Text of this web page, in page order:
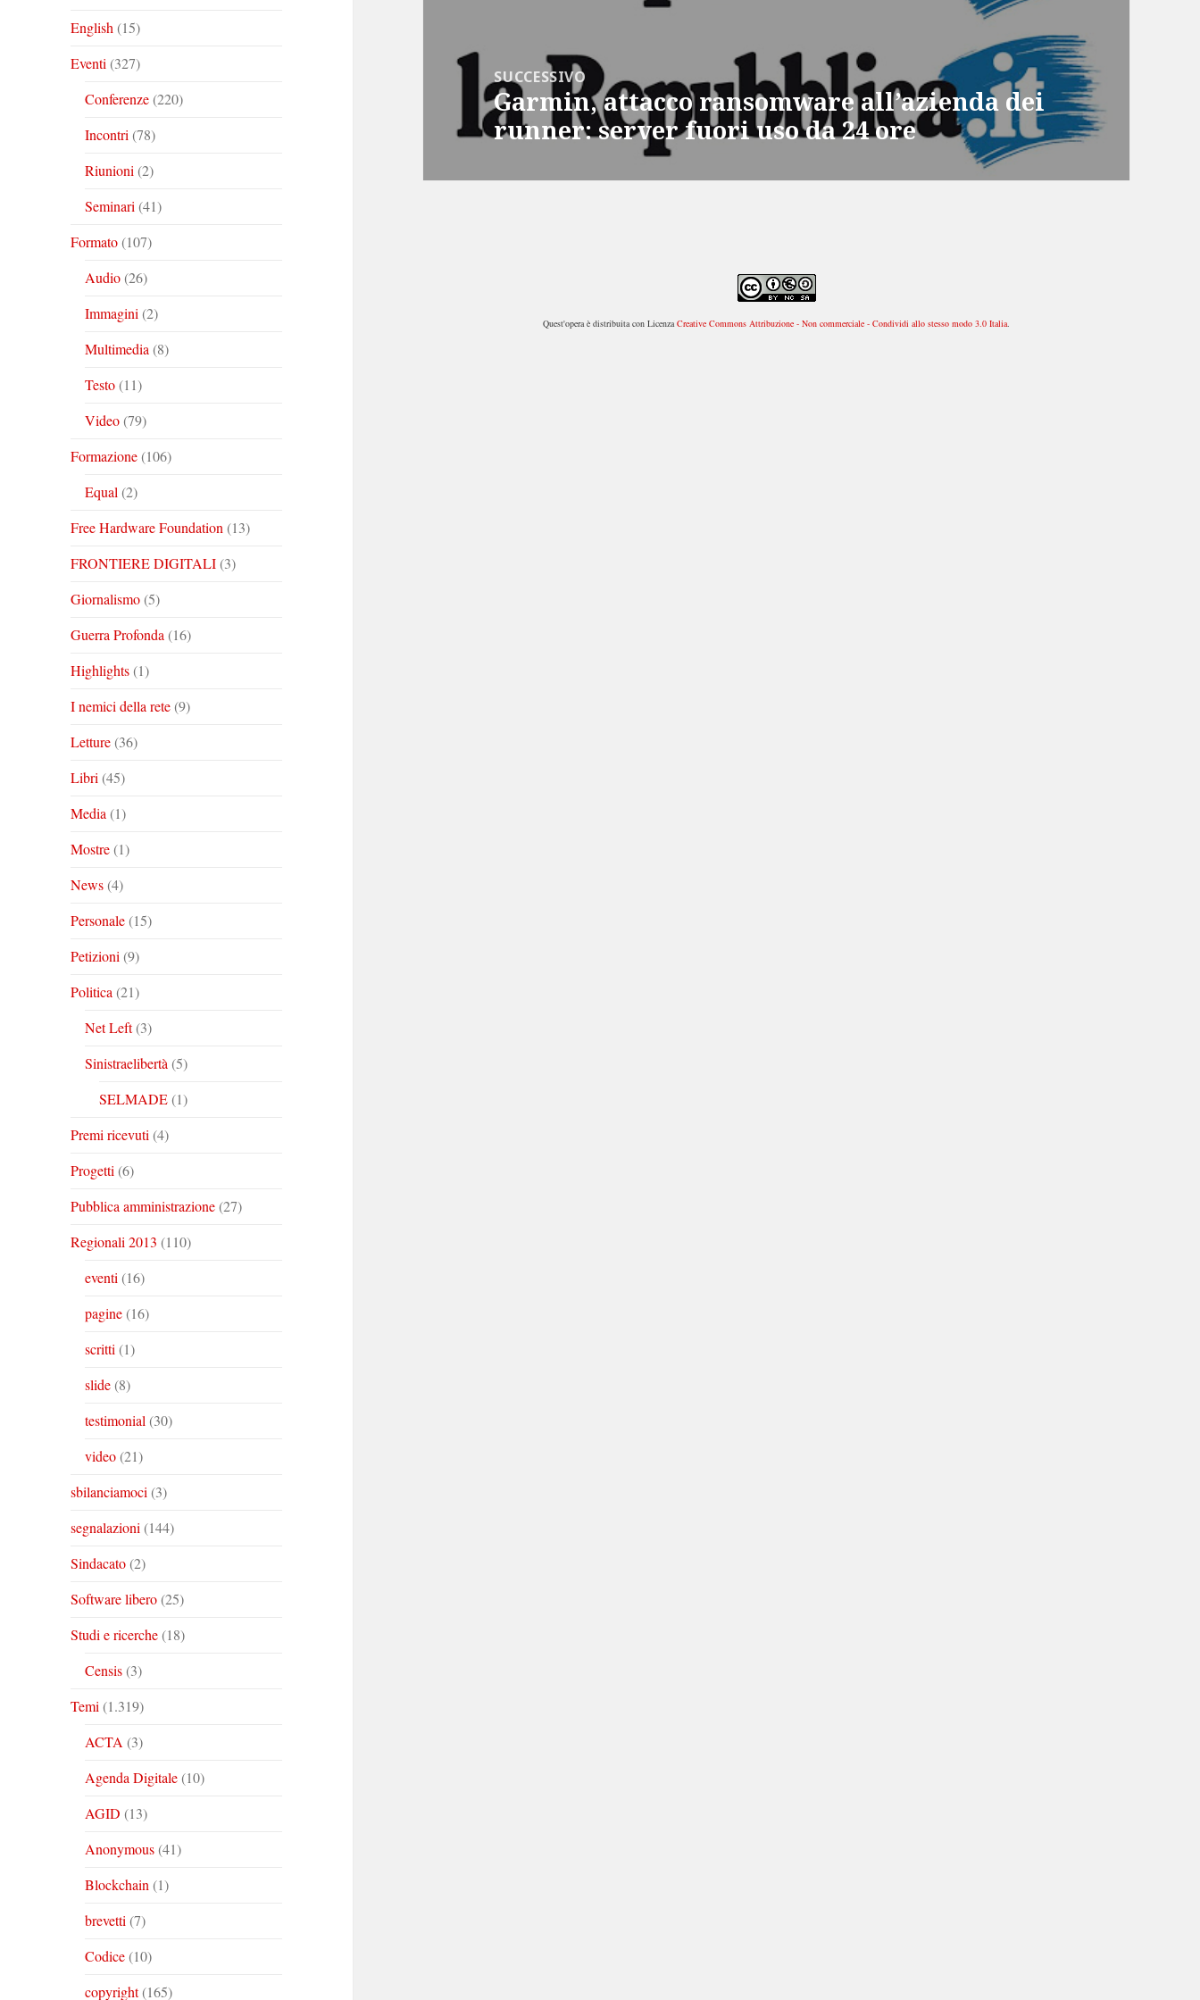
English (15)
Eventi (327)
Conferenze(220)
Incontri (78)
Riunioni (2)
Seminari (41)
Formato(107)
Audio(26)
Immagini (2)
Multimedia (8)
Testo(11)
Video(79)
Formazione(106)
Equal (2)
Free Hardware Foundation (13)
FRONTIERE DIGITALI(3)
Giornalismo(5)
Guerra Profonda (16)
Highlights(1)
I nemici della rete(9)
Letture(36)
Libri (45)
Media (1)
Mostre(1)
News(4)
Personale(15)
Petizioni (9)
Politica (21)
Net Left(3)
Sinistraelibertà (5)
SELMADE(1)
Premi ricevuti (4)
Progetti (6)
Pubblica amministrazione(27)
Regionali 2013 (110)
eventi (16)
pagine(16)
scritti (1)
slide(8)
testimonial (30)
video(21)
sbilanciamoci (3)
segnalazioni (144)
Sindacato(2)
Software libero(25)
Studi e ricerche(18)
Censis(3)
Temi (1.319)
ACTA (3)
Agenda Digitale(10)
AGID (13)
Anonymous(41)
Blockchain (1)
brevetti (7)
Codice(10)
copyright(165)
SUCCESSIVO
Articolo
successivo:
Garmin, attacco ransomware all’azienda dei
runner: server fuori uso da 24 ore
Quest'opera è distribuita con LicenzaCreative Commons Attribuzione - Non commerciale - Condividi allo stesso modo 3.0 Italia.